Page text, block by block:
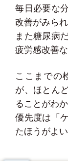
毎日必要な
改善がみら
また糖尿病
疲労感改善
ここまでの
が、ほとん
ることがわか
優先度は「
たほうがよ